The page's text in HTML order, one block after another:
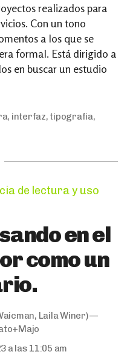
realizados para
Con un tono
a los que se
formal. Está dirigido a
en buscar un estudio
, interfaz, tipografia,
de lectura y uso
en el
como un
Laila Winer) —
a las 11:05 am